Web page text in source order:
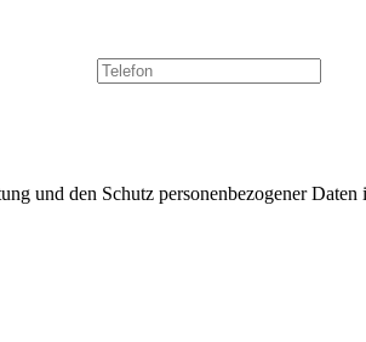
und den Schutz personenbezogener